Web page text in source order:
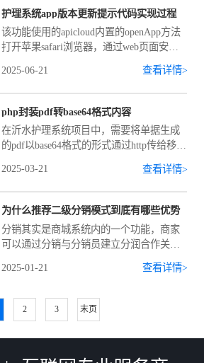
护理系统app版本更新提示代码实现过程
该功能使用的apicloud内置的openApp方法
打开苹果safari浏览器，通过web页面安装
地址，然后后段创建一个方法其功能为配
置最新版本号、安装地
2025-06-21 查看详情>
php封装pdf转base64格式内容
在沂水护理系统项目中，需要将单据生成
的pdf以base64格式的形式通过http传给移动
用到pdf转base64的方法，下面看下php中封
装的具体流程首先在com
2025-03-21 查看详情>
为什么推荐二级分销模式到底有哪些优势
分销其实是商城系统内的一个功能，商家
可以通过分销与分销员建立分润合作关
动的商品售卖给客户。为什么越来越多的
点优势，可以帮助商家企
2025-01-21 查看详情>
2 3 末页